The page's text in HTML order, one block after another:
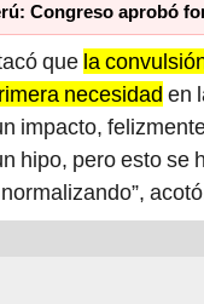
Congreso aprobó
que la
necesidad en
impacto,
hipo, pero esto se